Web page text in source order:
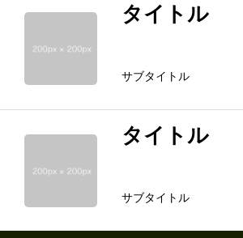
ホーム
タイトル
サブタイトル
タイトル
サブタイトル